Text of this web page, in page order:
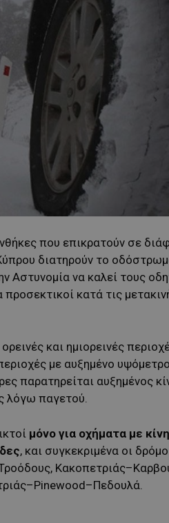
που επικρατούν σε
διατηρούν το
Αστυνομία να καλεί τους
προσεκτικοί κατά τις
ορεινές και ημιορεινές
με αυξημένο
παρατηρείται αυξημένος
λόγω παγετού.
μόνο για οχήματα με
, και συγκεκριμένα οι